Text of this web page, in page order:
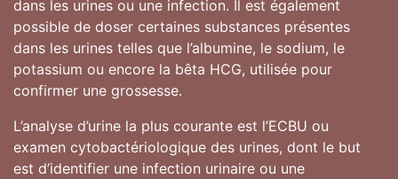
dans les urines ou une infection. Il est également
possible de doser certaines substances présentes
dans les urines telles que l’albumine, le sodium, le
potassium ou encore la bêta HCG, utilisée pour
confirmer une grossesse.
L’analyse d’urine la plus courante est l’ECBU ou
examen cytobactériologique des urines, dont le but
est d’identifier une infection urinaire ou une